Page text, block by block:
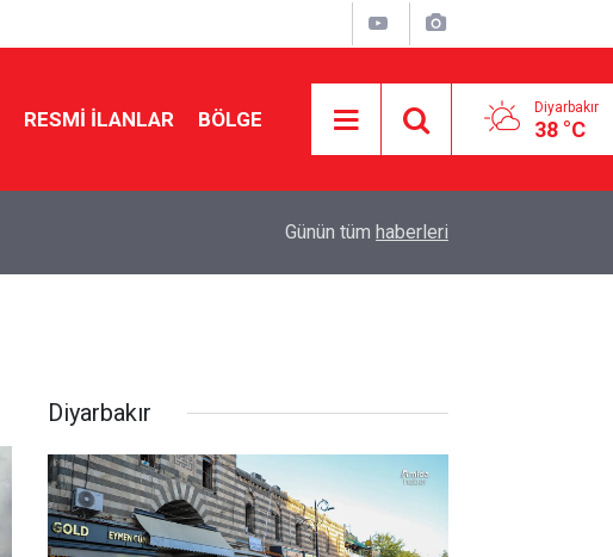
RESMI İLANLAR BÖLGE Diyarbakır
38 °C
Gaz lambası yağı içen 2 yaşındaki çocuk
Günün tüm haberleri
Diyarbakır